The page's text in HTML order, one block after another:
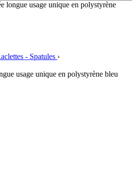
longue usage unique en polystyrène
- Spatules ›
usage unique en polystyrène bleu